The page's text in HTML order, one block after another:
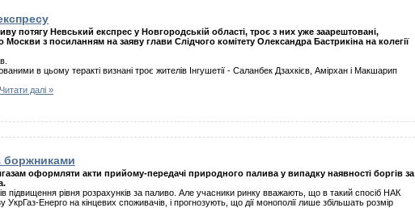
потягу Невський експрес у Новгородській області, троє з них уже заарештовані,
Москви з посиланням на заяву глави Слідчого комітету Олександра Бастрикіна на колегії
в цьому теракті визнані троє жителів Інгушетії - Саланбек Дзахкієв, Амірхан і Макшарип
Читати далі »
боржниками
оформляти акти прийому-передачі природного палива у випадку наявності боргів за
підвищення рівня розрахунків за паливо. Але учасники ринку вважають, що в такий спосіб НАК
УкрГаз-Енерго на кінцевих споживачів, і прогнозують, що дії монополії лише збільшать розмір